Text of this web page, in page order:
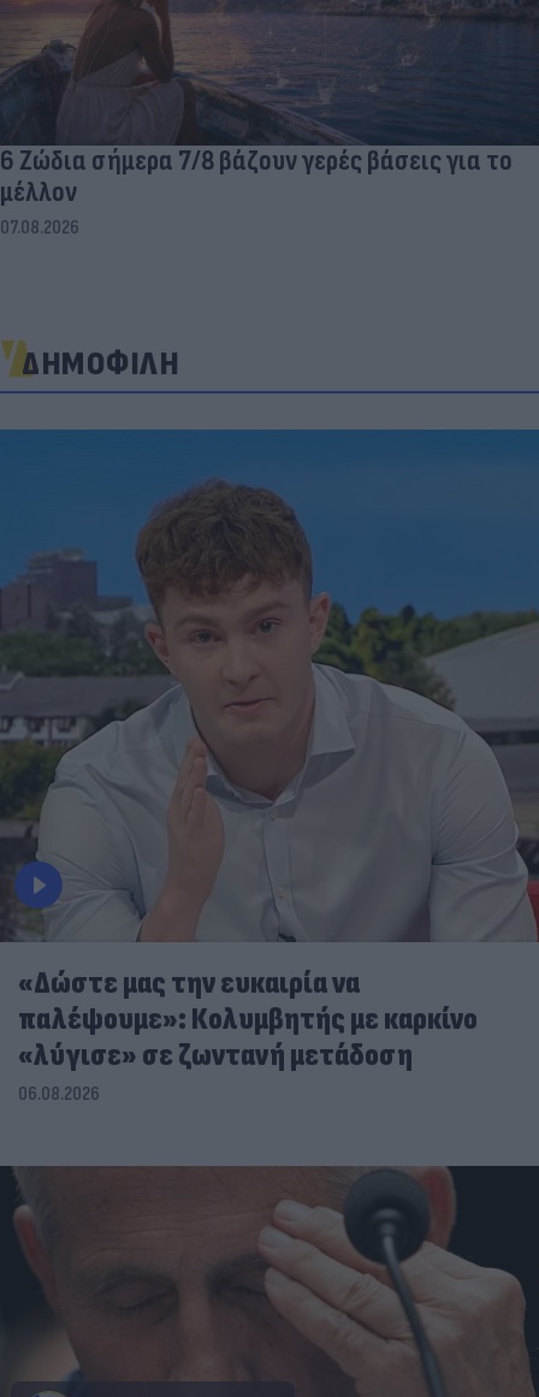
6 Ζώδια σήμερα 7/8 βάζουν γερές βάσεις για το
μέλλον
07.08.2026
ΔΗΜΟΦΙΛΗ
«Δώστε μας την ευκαιρία να
παλέψουμε»: Κολυμβητής με καρκίνο
«λύγισε» σε ζωντανή μετάδοση
06.08.2026